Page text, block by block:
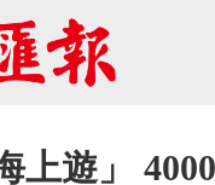
上遊」